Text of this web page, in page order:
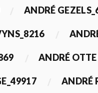
ANDRÉ
ANDRÉ
ANDRÉ